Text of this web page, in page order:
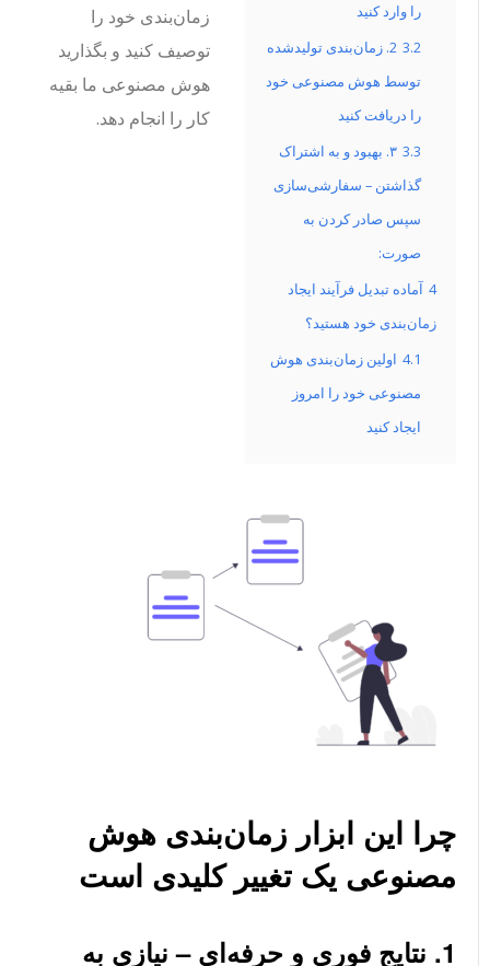
را وارد کنید
3.2
2. زمان‌بندی تولیدشده
توسط هوش مصنوعی خود
را دریافت کنید
3.3
۳. بهبود و به اشتراک
گذاشتن – سفارشی‌سازی
سپس صادر کردن به
صورت:
آماده تبدیل فرآیند ایجاد
زمان‌بندی خود هستید؟
4.1 اولین زمان‌بندی هوش
مصنوعی خود را امروز
ایجاد کنید
زمان‌بندی خود را
توصیف کنید و بگذارید
هوش مصنوعی ما بقیه
کار را انجام دهد.
چرا این ابزار زمان‌بندی هوش
مصنوعی یک تغییر کلیدی است
1. نتایج فوری و حرفه‌ای – نیازی به